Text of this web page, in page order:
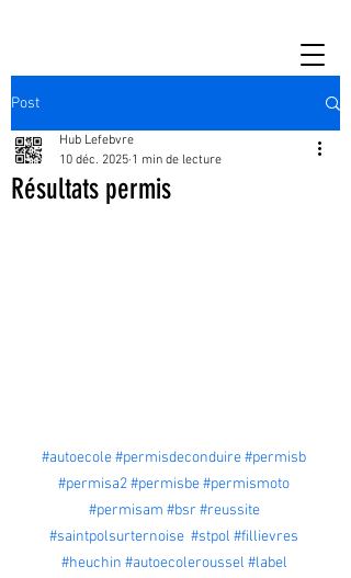
Post
Résultats permis
Hub Lefebvre
10 déc. 2025 1 min de lecture
#autoecole#permisdeconduire#permisb
#permisa2#permisbe#permismoto
#permisam #bsr #reussite
#saintpolsurternoise #stpol #fillievres
#heuchin #autoecoleroussel #label